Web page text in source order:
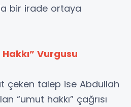
bir irade ortaya
Vurgusu
çeken talep ise Abdullah
“umut hakkı” çağrısı